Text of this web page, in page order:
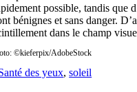
possible, tandis que
bénignes et sans danger.
dans le champ
©kieferpix/AdobeStock
des yeux,soleil